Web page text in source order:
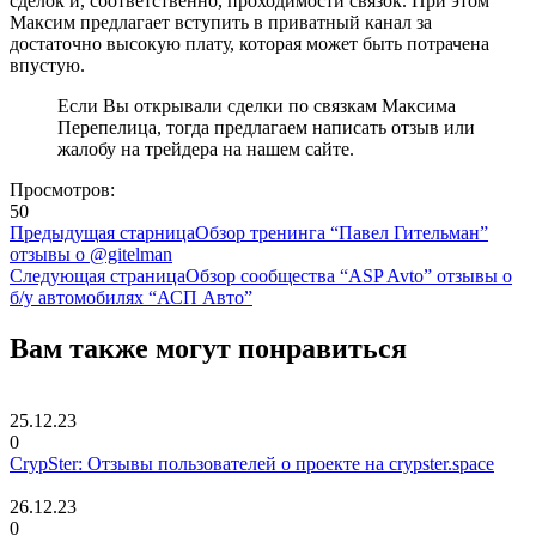
Максим предлагает вступить в приватный канал за
достаточно высокую плату, которая может быть потрачена
впустую.
Если Вы открывали сделки по связкам Максима
Перепелица, тогда предлагаем написать отзыв или
жалобу на трейдера на нашем сайте.
Просмотров:
50
Предыдущая старницаОбзор тренинга “Павел Гительман”
отзывы о @gitelman
Следующая страницаОбзор сообщества “ASP Avto” отзывы о
б/у автомобилях “АСП Авто”
Вам также могут понравиться
25.12.23
0
CrypSter: Отзывы пользователей о проекте на crypster.space
26.12.23
0